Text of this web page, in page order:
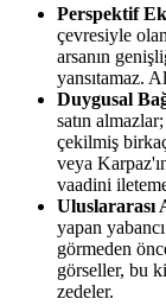
Perspektif
çevresiyle
arsanın
yansıtamaz.
Duygusal
satın
çekilmiş
veya
vaadini
Uluslararası
yapan
görmeden
görseller, bu
zedeler.